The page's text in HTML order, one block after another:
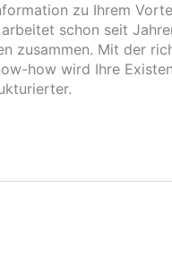
zu Ihrem
schon seit
zusammen. Mit der
how wird Ihre